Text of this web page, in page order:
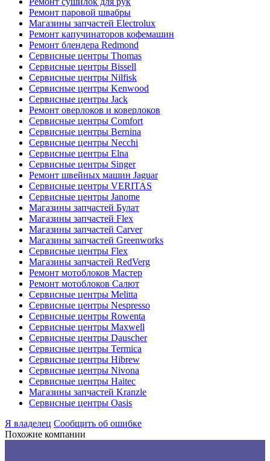
Ремонт паровой швабры
Магазины запчастей Electrolux
Ремонт капучинаторов кофемашин
Ремонт блендера Redmond
Сервисные центры Thomas
Сервисные центры Bissell
Сервисные центры Nilfisk
Сервисные центры Kenwood
Сервисные центры Jack
Ремонт оверлоков и коверлоков
Сервисные центры Comfort
Сервисные центры Bernina
Сервисные центры Necchi
Сервисные центры Elna
Сервисные центры Singer
Ремонт швейных машин Jaguar
Сервисные центры VERITAS
Сервисные центры Janome
Магазины запчастей Булат
Магазины запчастей Flex
Магазины запчастей Carver
Магазины запчастей Greenworks
Сервисные центры Flex
Магазины запчастей RedVerg
Ремонт мотоблоков Мастер
Ремонт мотоблоков Салют
Сервисные центры Melitta
Сервисные центры Nespresso
Сервисные центры Rowenta
Сервисные центры Maxwell
Сервисные центры Dauscher
Сервисные центры Termica
Сервисные центры Hibrew
Сервисные центры Nivona
Сервисные центры Haitec
Магазины запчастей Kranzle
Сервисные центры Oasis
Я владелец Сообщить об ошибке
Похожие компании